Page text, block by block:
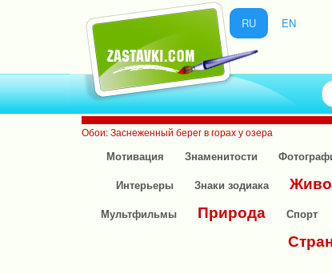
RU EN
Обои: Заснеженный берег в горах у озера
Мотивация
Знаменитости
Интерьеры
Знаки зодиака
Мультфильмы
Природа Спорт